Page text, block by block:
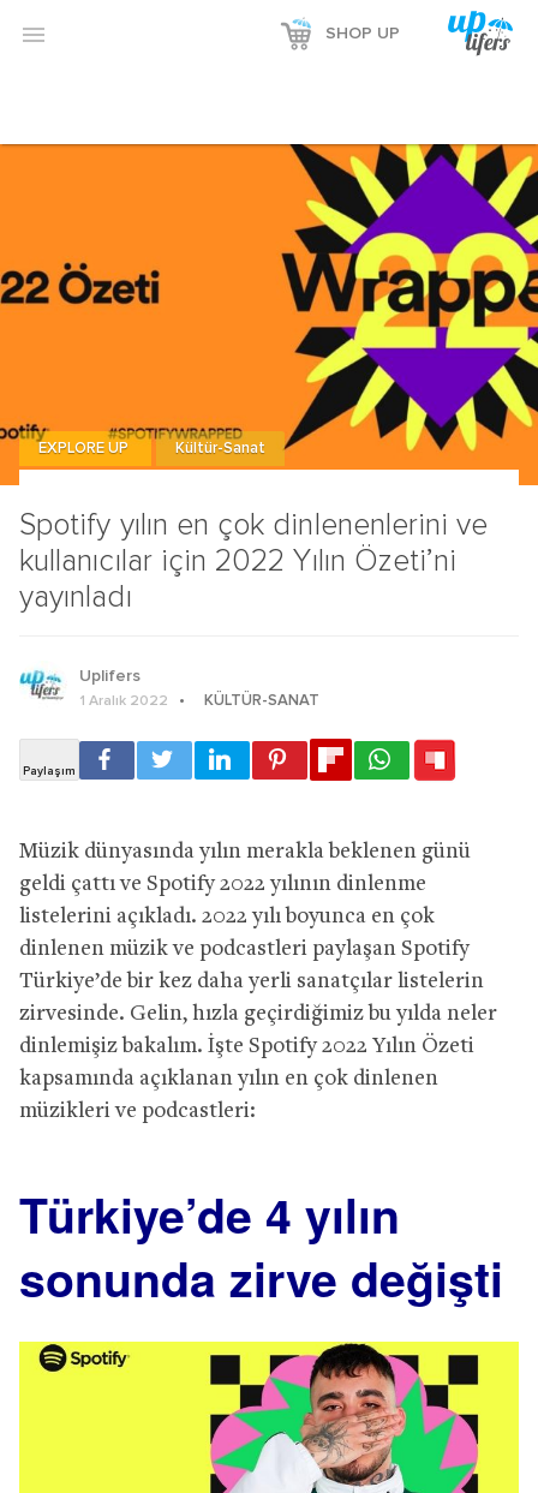
 SHOP UP
Spotify yılın en çok dinlenenlerini ve
kullanıcılar için 2022 Yılın Özeti’ni
yayınladı
EXPLORE UP Kültür-Sanat
Uplifers
1 Aralık 2022 KÜLTÜR-SANAT
Müzik dünyasında yılın merakla beklenen günü
geldi çattı ve Spotify 2022 yılının dinlenme
listelerini açıkladı. 2022 yılı boyunca en çok
dinlenen müzik ve podcastleri paylaşan Spotify
Türkiye’de bir kez daha yerli sanatçılar listelerin
zirvesinde. Gelin, hızla geçirdiğimiz bu yılda neler
dinlemişiz bakalım. İşte Spotify 2022 Yılın Özeti
kapsamında açıklanan yılın en çok dinlenen
müzikleri ve podcastleri:
Türkiye’de 4 yılın
sonunda zirve değişti